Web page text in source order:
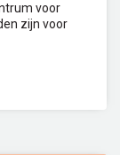
voor
zijn voor